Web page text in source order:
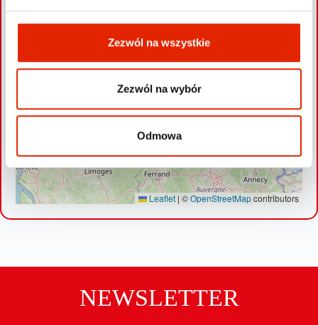
Zezwól na wszystkie
Zezwól na wybór
Odmowa
Leaflet | ©OpenStreetMapcontributors
NEWSLETTER